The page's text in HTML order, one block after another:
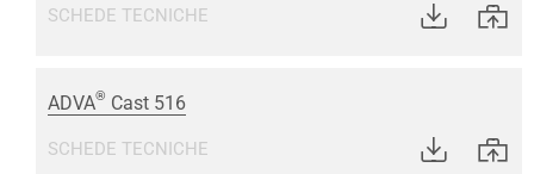
SCHEDE TECNICHE
ADVA® Cast 516
SCHEDE TECNICHE